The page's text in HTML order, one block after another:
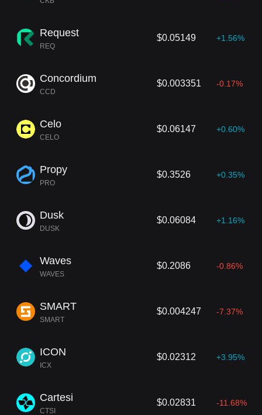
Request
REQ
$0.05149 +1.56%
Concordium
CCD
$0.003351 -0.17%
Celo
CELO
$0.06147 +0.60%
Propy
PRO
$0.3526 +0.35%
Dusk
DUSK
$0.06084 +1.16%
Waves
WAVES
$0.2086 -0.86%
SMART
SMART
$0.004247 -7.37%
ICON
ICX
$0.02312 +3.95%
Cartesi
CTSI
$0.02831 -11.68%